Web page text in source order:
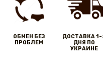
ОБМЕН БЕЗ
ПРОБЛЕМ
ДОСТАВКА 1-
ДНЯ ПО
УКРАИНЕ